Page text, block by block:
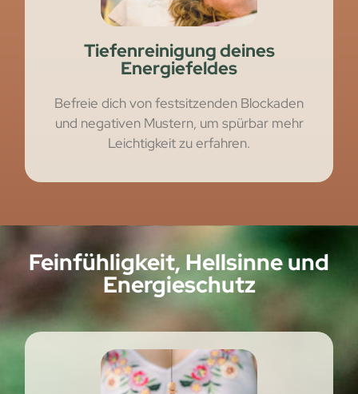
Tiefenreinigung deines
Energiefeldes
Befreie dich von festsitzenden Blockaden
und negativen Mustern, um spürbar mehr
Leichtigkeit zu erfahren.
Feinfühligkeit, Hellsinne und
Energieschutz